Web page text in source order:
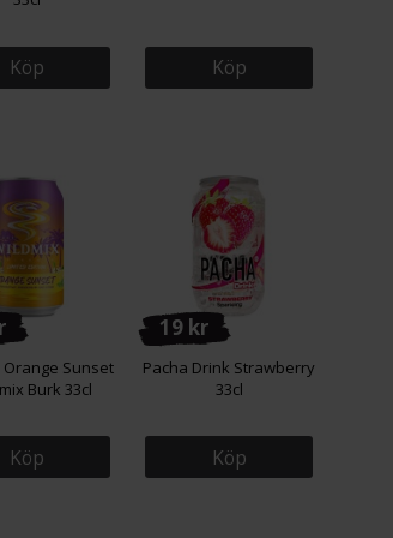
Köp Köp
Orange Sunset
Burk 33cl
Köp
19 kr
Pacha Drink Strawberry
33cl
Köp